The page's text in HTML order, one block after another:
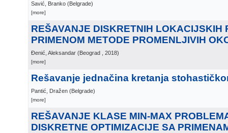
Savić, Branko (Belgrade)
[more]
REŠAVANJE DISKRETNIH LOKACIJSKIH
PRIMENOM METODE PROMENLJIVIH
Đenić, Aleksandar (Beograd , 2018)
[more]
Rešavanje jednačina kretanja
Pantić, Dražen (Belgrade)
[more]
REŠAVANJE KLASE MIN-MAX
DISKRETNE OPTIMIZACIJE SA